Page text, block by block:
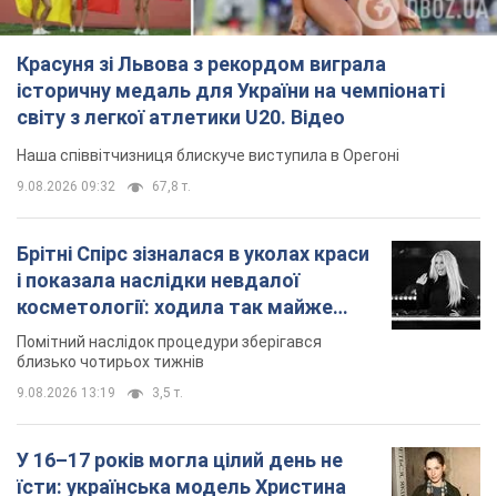
Красуня зі Львова з рекордом виграла
історичну медаль для України на чемпіонаті
світу з легкої атлетики U20. Відео
Наша співвітчизниця блискуче виступила в Орегоні
9.08.2026 09:32 67,8 т.
Брітні Спірс зізналася в уколах краси
і показала наслідки невдалої
косметології: ходила так майже
місяць
Помітний наслідок процедури зберігався
близько чотирьох тижнів
9.08.2026 13:19 3,5 т.
У 16–17 років могла цілий день не
їсти: українська модель Христина